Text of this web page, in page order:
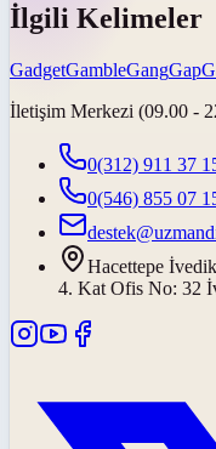
İlgili Kelimeler
GadgetGambleGangGap
İletişim Merkezi (09.00 -
0(312) 911 37
0(546) 855 07
Hacettepe
4. Kat Ofis No: 32